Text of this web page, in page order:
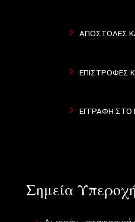
ΑΠΟΣΤΟΛΈΣ
ΕΠΙΣΤΡΟΦΈΣ
ΕΓΓΡΑΦΉ ΣΤΟ
Σημεία